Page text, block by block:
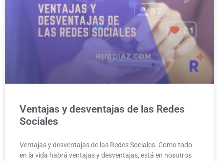
Ventajas y desventajas de las Redes
Sociales
Ventajas y desventajas de las Redes Sociales. Como todo
en la vida habrá ventajas y desventajas, está en nosotros